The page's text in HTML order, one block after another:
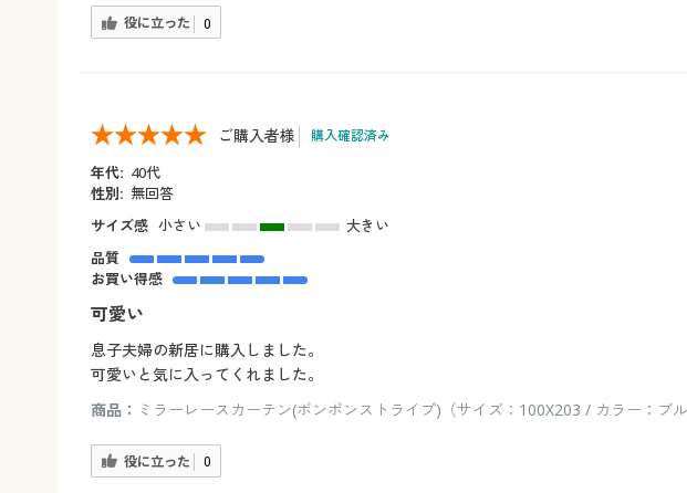
役に立った 0
ご購入者様 購入確認済み
年代: 40代
性別: 無回答
サイズ感 小さい
大きい
品質
お買い得感
可愛い
息子夫婦の新居に購入しました。
可愛いと気に入ってくれました。
商品： ミラーレースカーテン(ポンポンストライプ)（サイズ：100X203 / カラー：ブル
役に立った 0